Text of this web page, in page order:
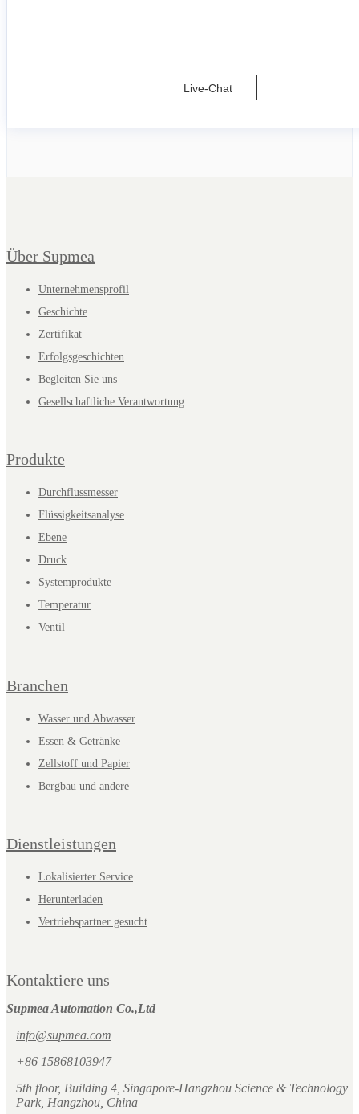
Live-Chat
Über Supmea
Unternehmensprofil
Geschichte
Zertifikat
Erfolgsgeschichten
Begleiten Sie uns
Gesellschaftliche Verantwortung
Produkte
Durchflussmesser
Flüssigkeitsanalyse
Ebene
Druck
Systemprodukte
Temperatur
Ventil
Branchen
Wasser und Abwasser
Essen & Getränke
Zellstoff und Papier
Bergbau und andere
Dienstleistungen
Lokalisierter Service
Herunterladen
Vertriebspartner gesucht
Kontaktiere uns
Supmea Automation Co.,Ltd
info@supmea.com
+86 15868103947
5th floor, Building 4, Singapore-Hangzhou Science & Technology
Park, Hangzhou, China